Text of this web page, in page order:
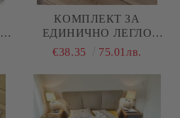
КОМПЛЕКТ ЗА
ЕДИНИЧНО ЛЕГЛО
"ЖЪЛТ МЕЛАНЖ"
€38.35 75.01лв.